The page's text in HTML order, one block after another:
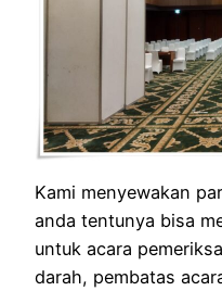
Kami menyewakan
anda tentunya bisa
untuk acara
darah, pembatas